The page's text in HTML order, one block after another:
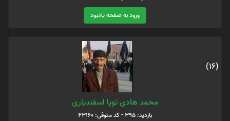
ورود به صفحه یادبود
(16)
محمد هادی توپا اسفندیاری
بازدید: 395 - کد متوفی: 43160